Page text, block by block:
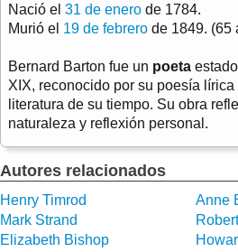
Nació el 31 de enero de 1784.
Murió el 19 de febrero de 1849. (65
Bernard Barton fue un poeta
XIX, reconocido por su poesía
literatura de su tiempo. Su obra
naturaleza y reflexión personal.
Autores relacionados
Henry Timrod
Anne
Mark Strand
Elizabeth Bishop